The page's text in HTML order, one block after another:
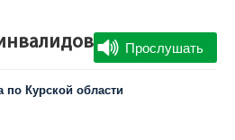
по Курской области